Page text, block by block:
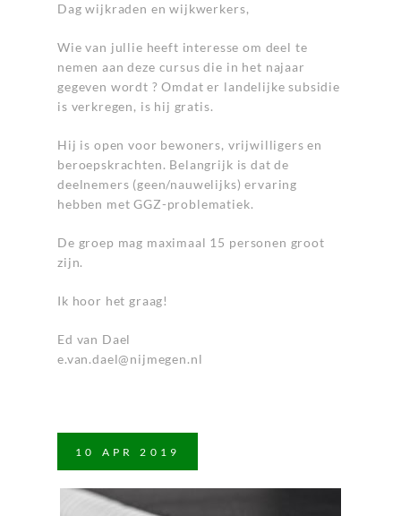
Dag wijkraden en wijkwerkers,
Wie van jullie heeft interesse om deel te
nemen aan deze cursus die in het najaar
gegeven wordt ? Omdat er landelijke subsidie
is verkregen, is hij gratis.
Hij is open voor bewoners, vrijwilligers en
beroepskrachten. Belangrijk is dat de
deelnemers (geen/nauwelijks) ervaring
hebben met GGZ-problematiek.
De groep mag maximaal 15 personen groot
zijn.
Ik hoor het graag!
Ed van Dael
e.van.dael@nijmegen.nl
10 APR 2019